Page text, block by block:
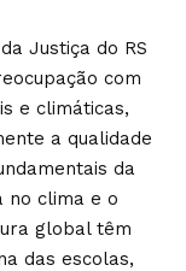
Justiça do RS
com
e climáticas,
a qualidade
da
no clima e o
global têm
das escolas,